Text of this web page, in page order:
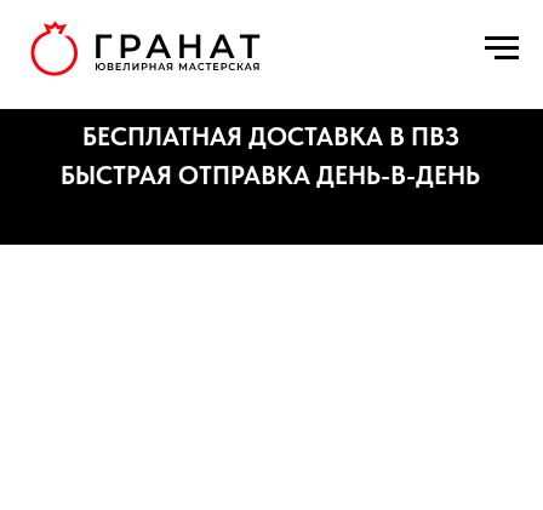
БЫСТРАЯ ОТПРАВКА ДЕНЬ-В-ДЕНЬ